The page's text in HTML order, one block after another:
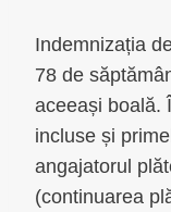
Indemnizația
78 de
aceeași boală.
incluse și
angajatorul
(continuarea